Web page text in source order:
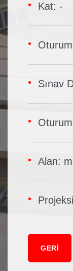
Kat: -
Sınav
Alan:
GERI